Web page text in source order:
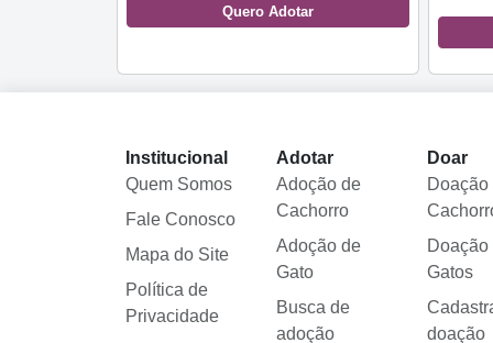
Quero Adotar
Institucional
Quem Somos
Fale Conosco
Mapa do Site
Política de
Privacidade
Adotar
Adoção de
Cachorro
Adoção de
Gato
Busca de
adoção
Doar
Doação
Doação
Gatos
doação